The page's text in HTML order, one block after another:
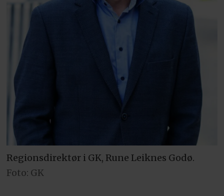
Regionsdirektør i GK, Rune Leiknes Godø.
Foto: GK